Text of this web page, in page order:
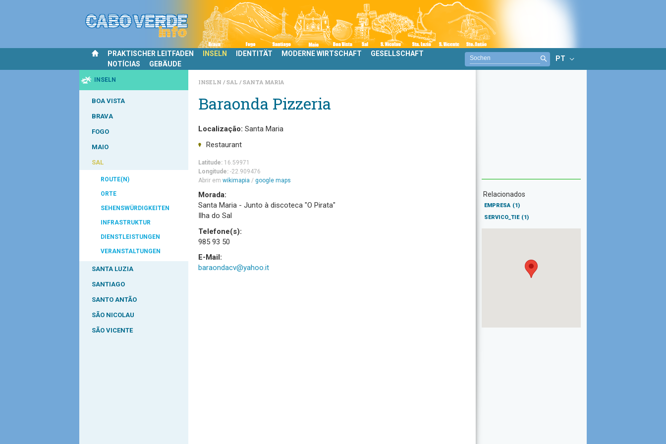
PRAKTISCHER LEITFADEN INSELN IDENTITÄT MODERNE WIRTSCHAFT
GESELLSCHAFT
NOTÍCIAS
GEBÄUDE
PT
INSELN
BOA VISTA
BRAVA
FOGO
MAIO
SAL
ROUTE(N)
ORTE
SEHENSWÜRDIGKEITEN
INFRASTRUKTUR
DIENSTLEISTUNGEN
VERANSTALTUNGEN
SANTA LUZIA
SANTIAGO
SANTO ANTÃO
SÃO NICOLAU
SÃO VICENTE
INSELN SAL SANTA MARIA
Baraonda Pizzeria
Localização: Santa Maria
Restaurant
Latitude: 16.59971
Longitude: -22.909476
Abrir em wikimapia / google maps
Morada:
Santa Maria - Junto à discoteca "O Pirata"
Ilha do Sal
Telefone(s):
985 93 50
E-Mail:
baraondacv@yahoo.it
Relacionados
EMPRESA (1)
SERVICO_TIE (1)